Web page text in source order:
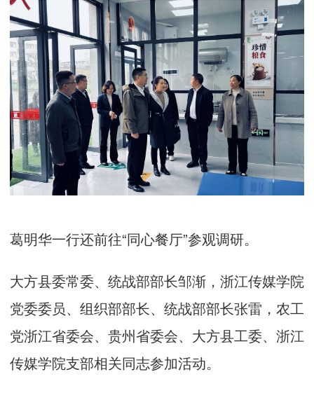
葛明华一行还前往“同心餐厅”参观调研。
大方县委常委、统战部部长邹渐，浙江传媒学院
党委委员、组织部部长、统战部部长张雷，农工
党浙江省委会、贵州省委会、大方县工委、浙江
传媒学院支部相关同志参加活动。